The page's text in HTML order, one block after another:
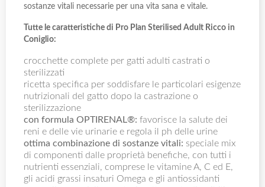
sostanze vitali necessarie per una vita sana e vitale.
Tutte le caratteristiche di Pro Plan Sterilised Adult Ricco in
Coniglio:
crocchette complete per gatti adulti castrati o
sterilizzati
ricetta specifica per soddisfare le particolari esigenze
nutrizionali del gatto dopo la castrazione o
sterilizzazione
con formula OPTIRENAL®: favorisce la salute dei
reni e delle vie urinarie e regola il ph delle urine
ottima combinazione di sostanze vitali: speciale mix
di componenti dalle proprietà benefiche, con tutti i
nutrienti essenziali, comprese le vitamine A, C ed E,
gli acidi grassi insaturi Omega e gli antiossidanti